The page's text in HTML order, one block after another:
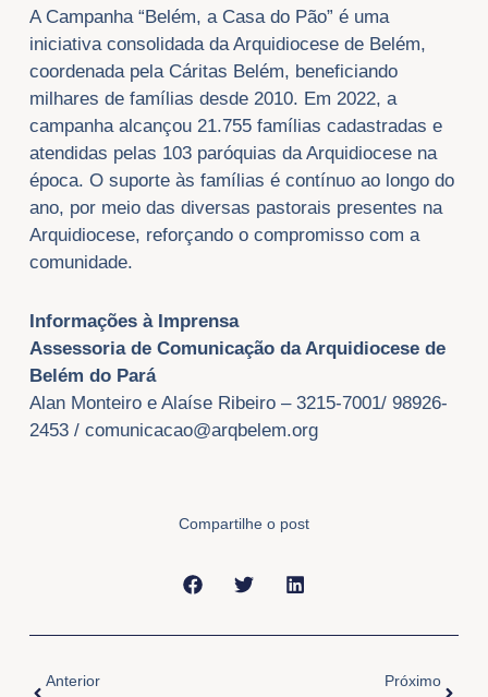
A Campanha “Belém, a Casa do Pão” é uma
iniciativa consolidada da Arquidiocese de Belém,
coordenada pela Cáritas Belém, beneficiando
milhares de famílias desde 2010. Em 2022, a
campanha alcançou 21.755 famílias cadastradas e
atendidas pelas 103 paróquias da Arquidiocese na
época. O suporte às famílias é contínuo ao longo do
ano, por meio das diversas pastorais presentes na
Arquidiocese, reforçando o compromisso com a
comunidade.
Informações à Imprensa
Assessoria de Comunicação da Arquidiocese de
Belém do Pará
Alan Monteiro e Alaíse Ribeiro – 3215-7001/ 98926-
2453 / comunicacao@arqbelem.org
Compartilhe o post
Anterior
Próximo